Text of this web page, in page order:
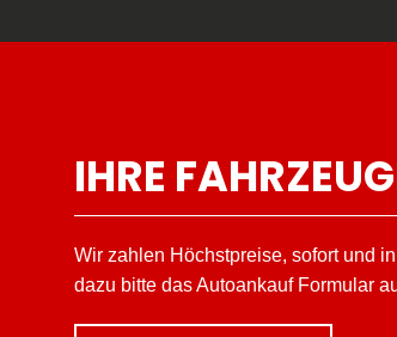
IHRE
Wir zahlen Höchstpreise, sofort und
dazu bitte das Autoankauf Formular